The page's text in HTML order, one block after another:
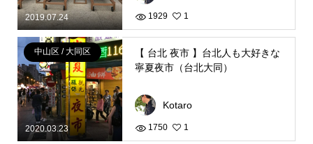
2019.07.24 1929 1
2020.03.23
中山区 / 大同区
【 台北 夜市 】台北人も大好きな
寧夏夜市（台北大同）
Kotaro
1750 1